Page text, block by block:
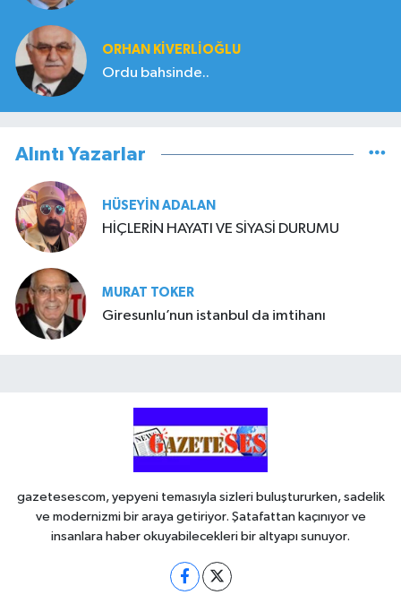
ORHAN KIVERLIOĞLU
Ordu bahsinde..
Alıntı Yazarlar
HÜSEYIN ADALAN
HİÇLERİN HAYATI VE SİYASİ DURUMU
MURAT TOKER
Giresunlu’nun istanbul da imtihanı
gazetesescom, yepyeni temasıyla sizleri buluştururken, sadelik
ve modernizmi bir araya getiriyor. Şatafattan kaçınıyor ve
insanlara haber okuyabilecekleri bir altyapı sunuyor.